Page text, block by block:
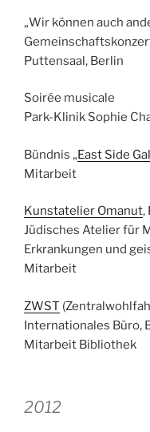
„Wir können auch
Puttensaal, Berlin
Soirée musicale
Park-Klinik Sophie
Bündnis „East Side
Mitarbeit
Kunstatelier Omanut,
Jüdisches Atelier für
Erkrankungen und
Mitarbeit
ZWST
Internationales Büro,
Mitarbeit Bibliothek
2012